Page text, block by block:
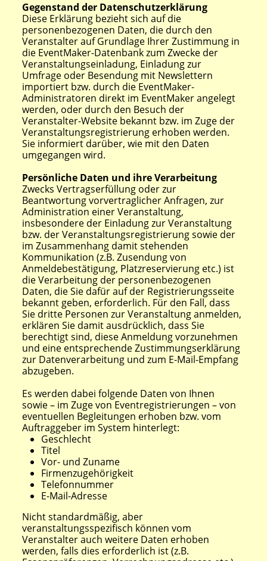
Gegenstand der Datenschutzerklärung
Diese Erklärung bezieht sich auf die
personenbezogenen Daten, die durch den
Veranstalter auf Grundlage Ihrer Zustimmung in
die EventMaker-Datenbank zum Zwecke der
Veranstaltungseinladung, Einladung zur
Umfrage oder Besendung mit Newslettern
importiert bzw. durch die EventMaker-
Administratoren direkt im EventMaker angelegt
werden, oder durch den Besuch der
Veranstalter-Website bekannt bzw. im Zuge der
Veranstaltungsregistrierung erhoben werden.
Sie informiert darüber, wie mit den Daten
umgegangen wird.
Persönliche Daten und ihre Verarbeitung
Zwecks Vertragserfüllung oder zur
Beantwortung vorvertraglicher Anfragen, zur
Administration einer Veranstaltung,
insbesondere der Einladung zur Veranstaltung
bzw. der Veranstaltungsregistrierung sowie der
im Zusammenhang damit stehenden
Kommunikation (z.B. Zusendung von
Anmeldebestätigung, Platzreservierung etc.) ist
die Verarbeitung der personenbezogenen
Daten, die Sie dafür auf der Registrierungsseite
bekannt geben, erforderlich. Für den Fall, dass
Sie dritte Personen zur Veranstaltung anmelden,
erklären Sie damit ausdrücklich, dass Sie
berechtigt sind, diese Anmeldung vorzunehmen
und eine entsprechende Zustimmungserklärung
zur Datenverarbeitung und zum E-Mail-Empfang
abzugeben.
Es werden dabei folgende Daten von Ihnen
sowie – im Zuge von Eventregistrierungen – von
eventuellen Begleitungen erhoben bzw. vom
Auftraggeber im System hinterlegt:
Geschlecht
Titel
Vor- und Zuname
Firmenzugehörigkeit
Telefonnummer
E-Mail-Adresse
Nicht standardmäßig, aber
veranstaltungsspezifisch können vom
Veranstalter auch weitere Daten erhoben
werden, falls dies erforderlich ist (z.B.